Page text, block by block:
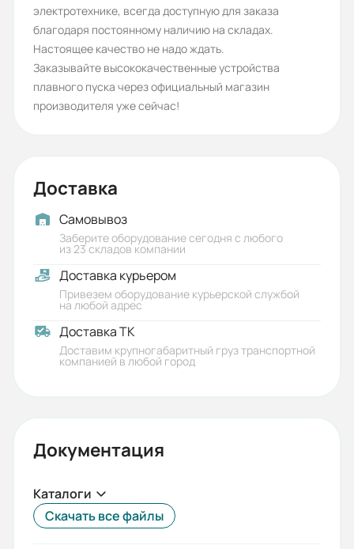
электротехнике, всегда доступную для заказа
благодаря постоянному наличию на складах.
Настоящее качество не надо ждать.
Заказывайте высококачественные устройства
плавного пуска через официальный магазин
производителя уже сейчас!
Доставка
Самовывоз
Заберите оборудование сегодня с любого
из 23 складов компании
Доставка курьером
Привезем оборудование курьерской службой
на любой адрес
Доставка ТК
Доставим крупногабаритный груз транспортной
компанией в любой город
Документация
Каталоги
Скачать все файлы